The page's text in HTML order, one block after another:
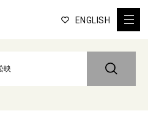
ENGLISH